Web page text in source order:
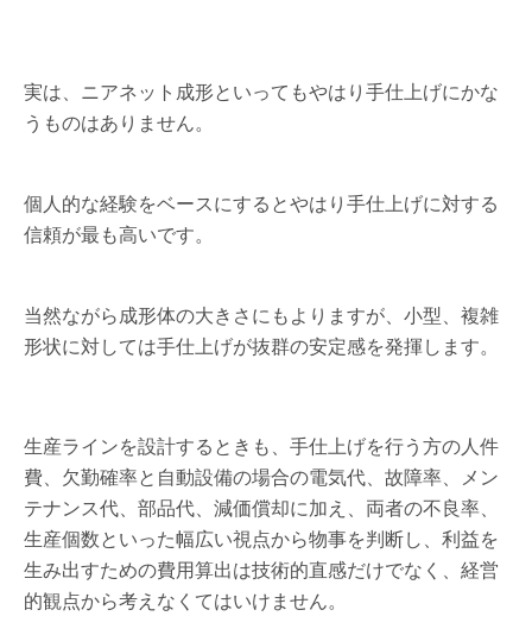
実は、ニアネット成形といってもやはり手仕上げにかな
うものはありません。
個人的な経験をベースにするとやはり手仕上げに対する
信頼が最も高いです。
当然ながら成形体の大きさにもよりますが、小型、複雑
形状に対しては手仕上げが抜群の安定感を発揮します。
生産ラインを設計するときも、手仕上げを行う方の人件
費、欠勤確率と自動設備の場合の電気代、故障率、メン
テナンス代、部品代、減価償却に加え、両者の不良率、
生産個数といった幅広い視点から物事を判断し、利益を
生み出すための費用算出は技術的直感だけでなく、経営
的観点から考えなくてはいけません。